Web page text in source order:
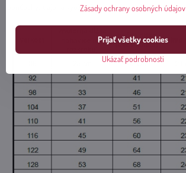
punčochy) dajú sa využiť aj v zime.Zásady ochrany osobných údajov
Ukázať podrobnosti
Prijať všetky cookies